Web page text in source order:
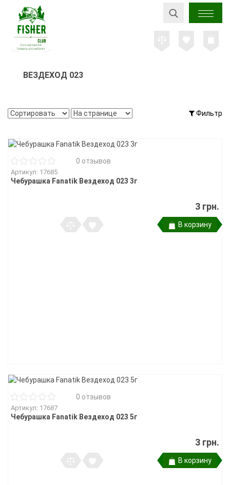
ВЕЗДЕХОД 023
Фильтр
0 отзывов
Артикул: 17685
Чебурашка Fanatik Вездеход 023 3г
3 грн.
В корзину
0 отзывов
Артикул: 17687
Чебурашка Fanatik Вездеход 023 5г
3 грн.
В корзину